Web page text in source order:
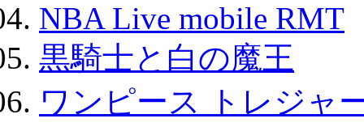
NBA Live mobile RMT
黒騎士と白の魔王
ワンピース トレジャ